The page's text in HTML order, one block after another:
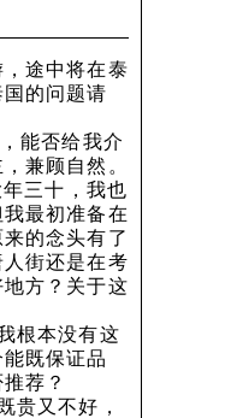
途中将在泰
的问题请
能否给我介
兼顾自然。
三十，我也
最初准备在
的念头有了
街还是在考
方？关于这
根本没有这
既保证品
荐？
贵又不好，